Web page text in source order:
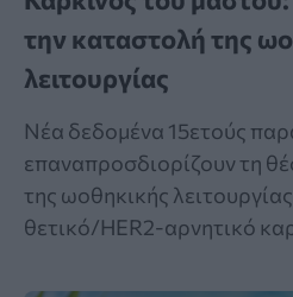
την καταστολή της
λειτουργίας
Νέα δεδομένα 15ετούς
επαναπροσδιορίζουν τη
της ωοθηκικής
θετικό/HER2-αρνητικό